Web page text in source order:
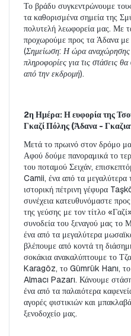
Το βράδυ συγκεντρώνουμε
τα καθορισμένα σημεία της
πολυτελή λεωφορεία μας. Με
(Σημείωση: Η ώρα αναχώρησης
πληροφορίες για τις στάσεις
από την εκδρομή).
2η Ημέρα: Η ευφορία της
Γκαζί Πόλης (Άδανα -
Μετά το πρωινό στον δρόμο
Αφού δούμε πανοραμικά το
του ποταμού Σειχάν,
Camii, ένα από τα μεγαλύτερα
ιστορική πέτρινη γέφυρα
συνέχεια κατευθυνόμαστε
της γεύσης με τον τίτλο
συνοδεία του ξεναγού μας
ένα από τα μεγαλύτερα
βλέπουμε από κοντά τη
σοκάκια ανακαλύπτουμε το
Karagöz, το Gümrük Hanı,
Almacı Pazarı. Κάνουμε
ένα από τα παλαιότερα
αγορές φιστικιών και
ξενοδοχείο μας.